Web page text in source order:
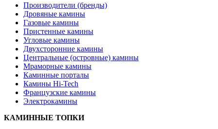
Производители (бренды)
Дровяные камины
Газовые камины
Пристенные камины
Угловые камины
Двухсторонние камины
Центральные (островные) камины
Мраморные камины
Каминные порталы
Камины Hi-Tech
Французские камины
Электрокамины
КАМИННЫЕ ТОПКИ